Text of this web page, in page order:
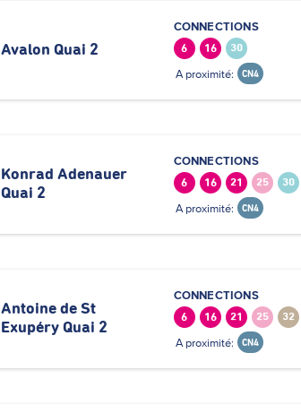
Avalon Quai 2
CONNECTIONS
6 16 30
A proximité: CN4
Konrad Adenauer
Quai 2
CONNECTIONS
6 16 21 25 30
A proximité: CN4
Antoine de St
Exupéry Quai 2
CONNECTIONS
6 16 21 25 32
A proximité: CN4